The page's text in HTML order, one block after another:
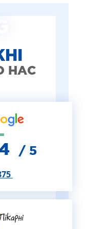
НАС
/ 5